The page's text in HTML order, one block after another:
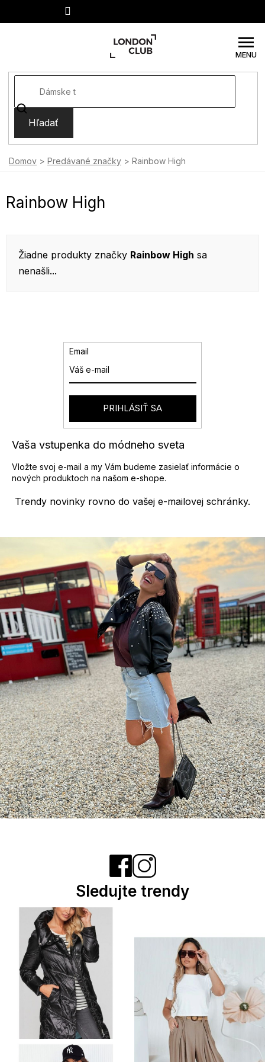
Hľadať
Domov Predávané značky Rainbow High
Rainbow High
Žiadne produkty značky Rainbow High sa
nenašli...
Trendy novinky rovno do vašej e-mailovej schránky.
Vaša vstupenka do módneho sveta
Vložte svoj e-mail a my Vám budeme zasielať informácie o
nových produktoch na našom e-shope.
Email
PRIHLÁSIŤ SA